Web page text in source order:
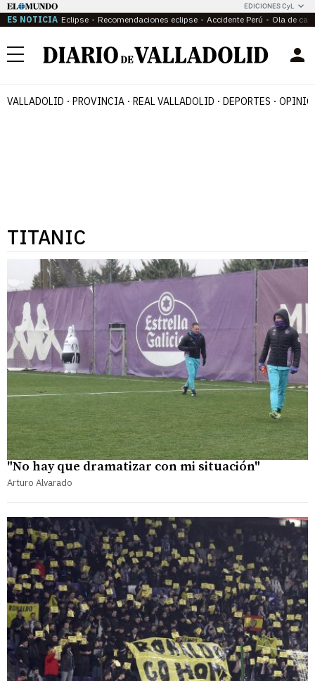
EDICIONES CyL
ES NOTICIA Eclipse Recomendaciones eclipse Accidente Perú Ola de
Menú
VALLADOLID PROVINCIA REAL VALLADOLID DEPORTES
TITANIC
"No hay que dramatizar con mi situación"
Arturo Alvarado